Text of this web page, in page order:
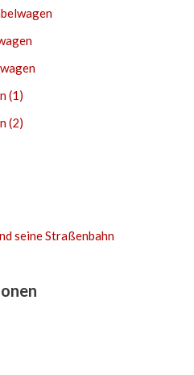
(1)
(2)
seine Straßenbahn